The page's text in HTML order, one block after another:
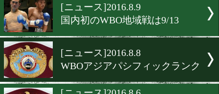
石本康隆のV2戦が決定
[WBOランキング]2016.8.19
拳四朗&翁長吾央がランク